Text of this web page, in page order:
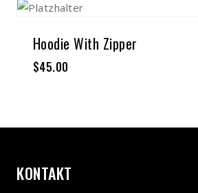
Hoodie With Zipper
$45.00
KONTAKT